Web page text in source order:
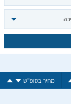
מחיר בסופ"ש